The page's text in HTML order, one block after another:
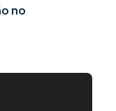
no